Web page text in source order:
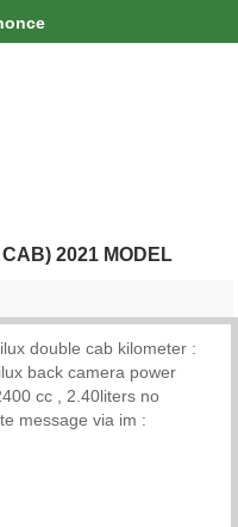
2021 MODEL
double cab kilometer :
back camera power
cc , 2.40liters no
message via im :